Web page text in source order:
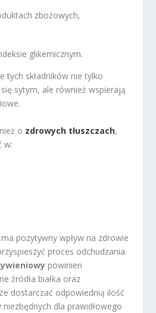
zbożowych,
glikemicznym.
tych składników nie tylko
sytym, ale również wspierają
o zdrowych tłuszczach,
w:
pozytywny wpływ na zdrowie
proces odchudzania.
powinien
źródła białka oraz
dostarczać odpowiednią ilość
niezbędnych dla prawidłowego